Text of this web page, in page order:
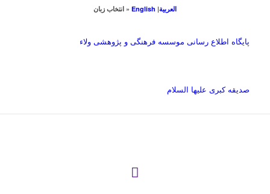
العربیة|
English « انتخاب زبان
پایگاه اطلاع رسانی موسسه فرهنگی و پژوهشی ولاء
صدیقه کبری علیها السلام